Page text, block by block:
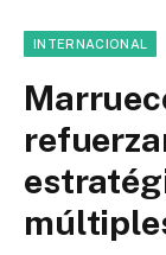
INTERNACIONAL